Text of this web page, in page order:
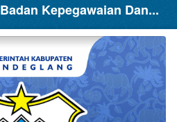
Badan Kepegawaian Dan...